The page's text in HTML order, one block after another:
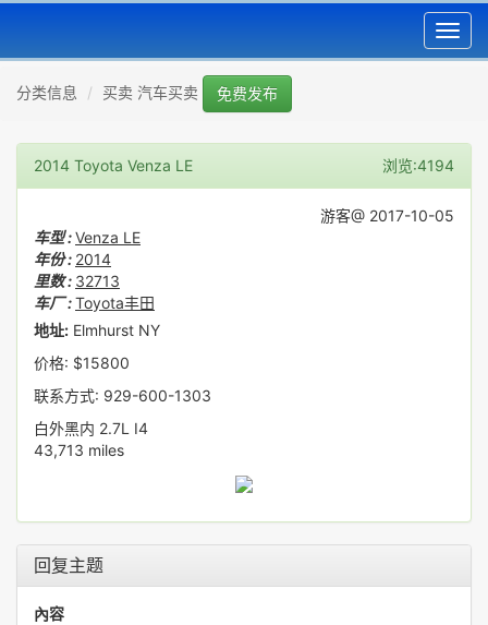
分类信息 买卖 汽车买卖 免费发布
2014 Toyota Venza LE 浏览:4194
游客@ 2017-10-05
车型 :Venza LE
年份 : 2014
里数 : 32713
车厂 :Toyota丰田
地址: Elmhurst NY
价格: $15800
联系方式: 929-600-1303
白外黑内 2.7L I4
43,713 miles
回复主题
內容